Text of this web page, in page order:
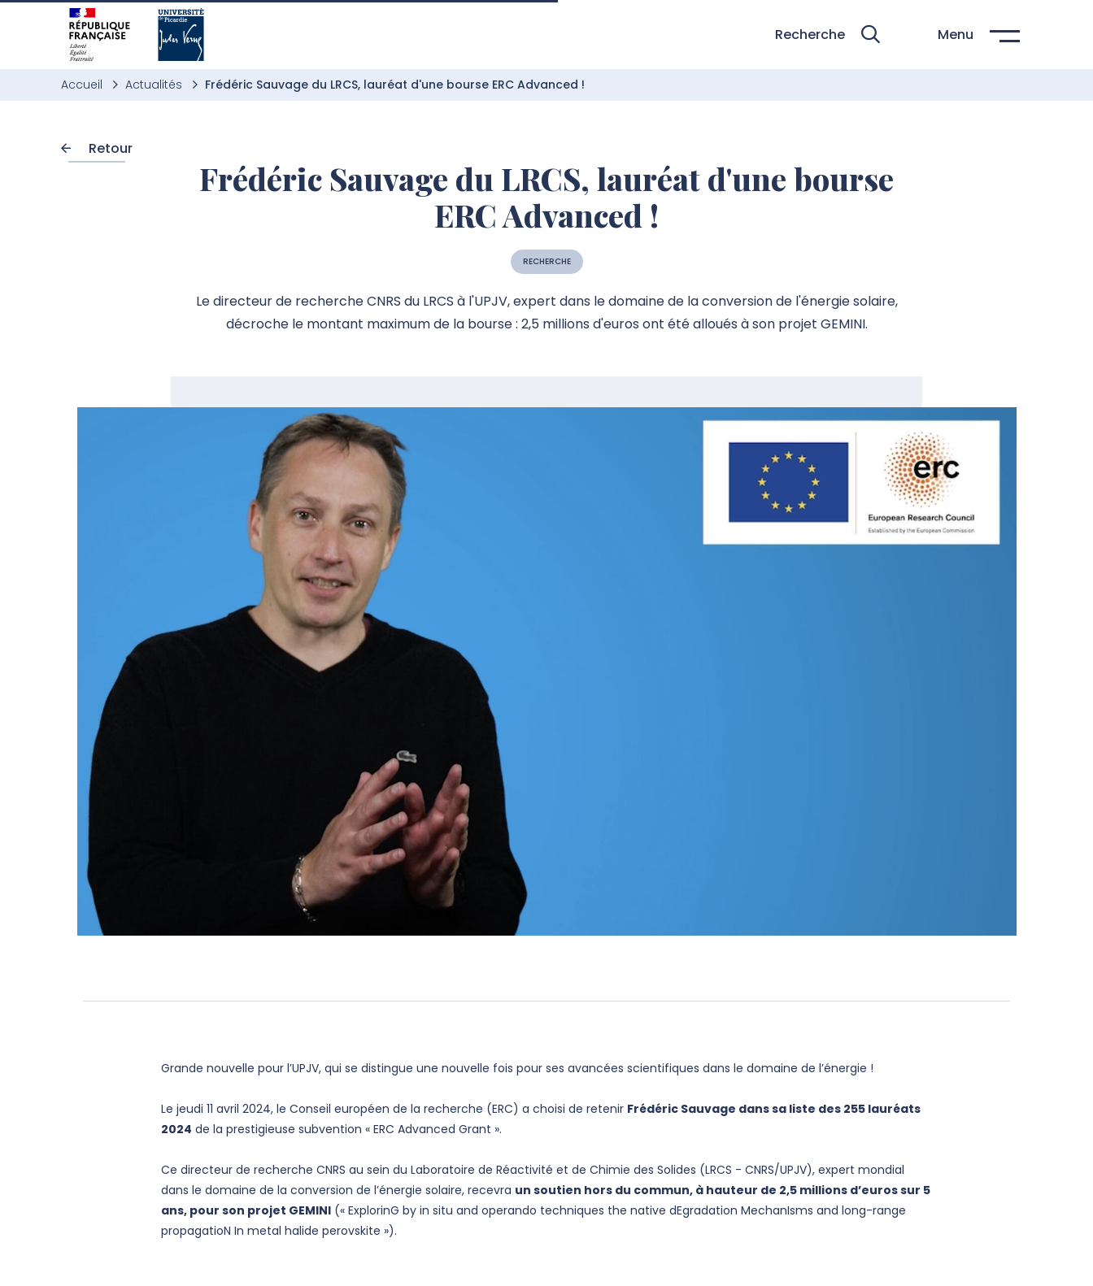
Aller à l’entête de page
Aller au menu principale
Aller au contenu principal
Aller à la recherche
Passer aux cookies
Aller au pied de page
Recherche Menu
Accueil Actualités Frédéric Sauvage du LRCS, lauréat d'une bourse ERC Advanced !
Retour
Frédéric Sauvage du LRCS, lauréat d'une bourse
ERC Advanced !
RECHERCHE
Le directeur de recherche CNRS du LRCS à l'UPJV, expert dans le domaine de la conversion de l'énergie solaire,
décroche le montant maximum de la bourse : 2,5 millions d'euros ont été alloués à son projet GEMINI.
Grande nouvelle pour l’UPJV, qui se distingue une nouvelle fois pour ses avancées scientifiques dans le domaine de l’énergie !
Le jeudi 11 avril 2024, le Conseil européen de la recherche (ERC) a choisi de retenir Frédéric Sauvage dans sa liste des 255 lauréats
2024 de la prestigieuse subvention « ERC Advanced Grant ».
Ce directeur de recherche CNRS au sein du Laboratoire de Réactivité et de Chimie des Solides (LRCS - CNRS/UPJV), expert mondial
dans le domaine de la conversion de l’énergie solaire, recevra un soutien hors du commun, à hauteur de 2,5 millions d’euros sur 5
ans, pour son projet GEMINI (« ExplorinG by in situ and operando techniques the native dEgradation MechanIsms and long-range
propagatioN In metal halide perovskite »).